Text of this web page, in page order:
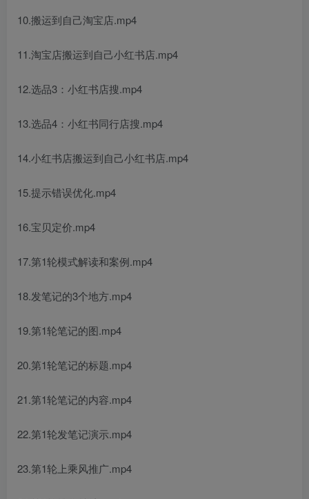
10.搬运到自己淘宝店.mp4
11.淘宝店搬运到自己小红书店.mp4
12.选品3：小红书店搜.mp4
13.选品4：小红书同行店搜.mp4
14.小红书店搬运到自己小红书店.mp4
15.提示错误优化.mp4
16.宝贝定价.mp4
17.第1轮模式解读和案例.mp4
18.发笔记的3个地方.mp4
19.第1轮笔记的图.mp4
20.第1轮笔记的标题.mp4
21.第1轮笔记的内容.mp4
22.第1轮发笔记演示.mp4
23.第1轮上乘风推广.mp4